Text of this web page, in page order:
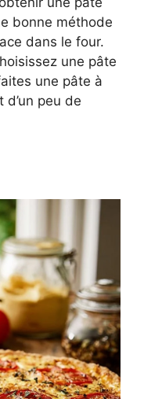
bonne méthode
dans le four.
une pâte
une pâte à
peu de